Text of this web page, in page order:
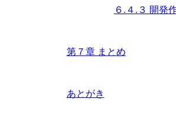
６.４.３ 開発
第７章 まとめ
あとがき